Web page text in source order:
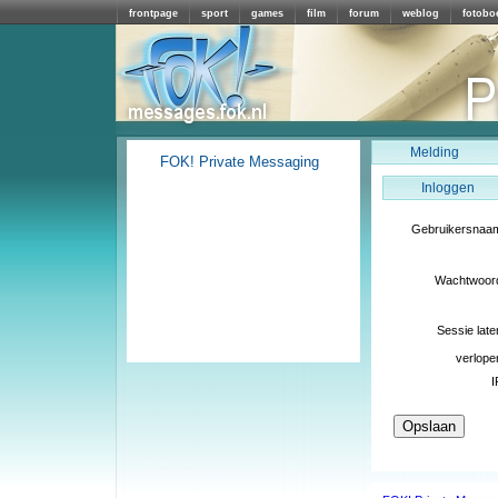
frontpage sport games film forum weblog
Melding
Inloggen
Sessie
FOK! Private Messaging